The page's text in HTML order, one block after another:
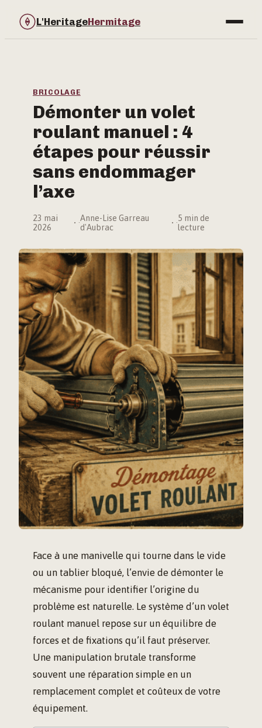
L'HeritageHermitage
Immobilier
Jardinage
Maison & Déco
BRICOLAGE
Démonter un volet
roulant manuel : 4
étapes pour réussir
sans endommager
l’axe
23 mai
2026
·Anne-Lise Garreau
d'Aubrac
·5 min de
lecture
Face à une manivelle qui tourne dans le vide
ou un tablier bloqué, l’envie de démonter le
mécanisme pour identifier l’origine du
problème est naturelle. Le système d’un volet
roulant manuel repose sur un équilibre de
forces et de fixations qu’il faut préserver.
Une manipulation brutale transforme
souvent une réparation simple en un
remplacement complet et coûteux de votre
équipement.